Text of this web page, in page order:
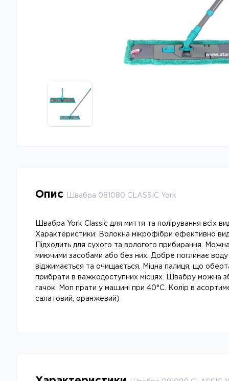
Опис Швабра 081080 CLASSIC York
Швабра York Classic для миття та полірування всіх
Характеристики: Волокна мікрофібри ефективно
Підходить для сухого та вологого прибирання.
миючими засобами або без них. Добре поглинає воду
віджимається та очищається. Міцна палиця, що
прибрати в важкодоступних місцях. Швабру можна
гачок. Моп прати у машині при 40°C. Колір в
салатовий, оранжевий)